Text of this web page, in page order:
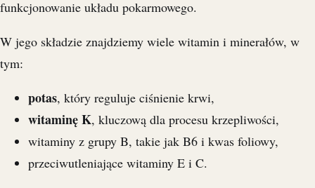
funkcjonowanie układu pokarmowego.
W jego składzie znajdziemy wiele witamin i minerałów, w
tym:
potas, który reguluje ciśnienie krwi,
witaminę K, kluczową dla procesu krzepliwości,
witaminy z grupy B, takie jak B6 i kwas foliowy,
przeciwutleniające witaminy E i C.